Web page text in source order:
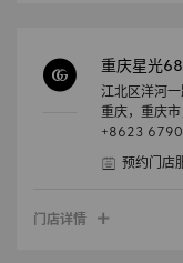
重庆星光
江北区洋河
重庆， 重庆市
+8623
预约门店
门店详情